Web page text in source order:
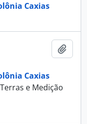
Caxias
Caxias
e Medição